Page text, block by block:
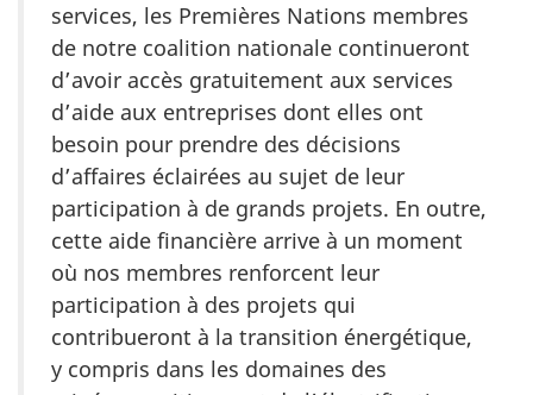
services, les Premières Nations membres
de notre coalition nationale continueront
d’avoir accès gratuitement aux services
d’aide aux entreprises dont elles ont
besoin pour prendre des décisions
d’affaires éclairées au sujet de leur
participation à de grands projets. En outre,
cette aide financière arrive à un moment
où nos membres renforcent leur
participation à des projets qui
contribueront à la transition énergétique,
y compris dans les domaines des